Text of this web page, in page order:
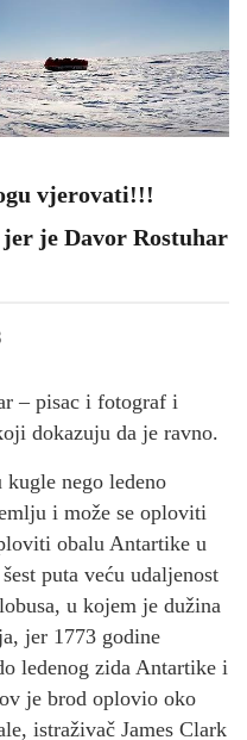
vjerovati!!!
je Davor Rostuhar
– pisac i fotograf i
dokazuju da je ravno.
nego ledeno
i može se oploviti
obalu Antartike u
puta veću udaljenost
u kojem je dužina
jer 1773 godine
ledenog zida Antartike i
je brod oplovio oko
istraživač James Clark